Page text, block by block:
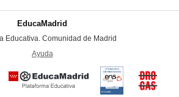
EducaMadrid
Educativa. Comunidad de Madrid
Ayuda
Certificación
conformidad
con el
del